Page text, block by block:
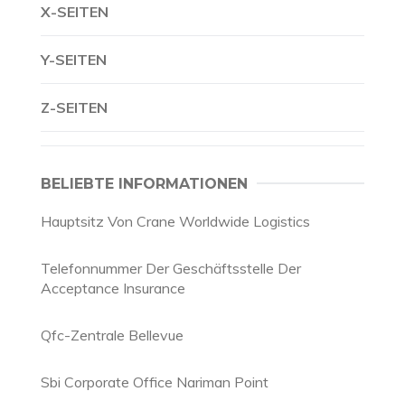
X-SEITEN
Y-SEITEN
Z-SEITEN
BELIEBTE INFORMATIONEN
Hauptsitz Von Crane Worldwide Logistics
Telefonnummer Der Geschäftsstelle Der
Acceptance Insurance
Qfc-Zentrale Bellevue
Sbi Corporate Office Nariman Point